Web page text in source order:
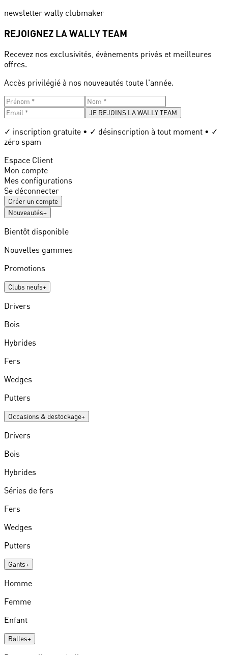
newsletter wally clubmaker
REJOIGNEZ LA WALLY TEAM
Recevez nos exclusivités, évènements privés et meilleures
offres.
Accès privilégié à nos nouveautés toute l'année.
JE REJOINS LA WALLY TEAM
✓ inscription gratuite • ✓ désinscription à tout moment • ✓
zéro spam
Espace Client
Mon compte
Mes configurations
Se déconnecter
Créer un compte
Nouveautés+
Bientôt disponible
Nouvelles gammes
Promotions
Clubs neufs+
Drivers
Bois
Hybrides
Fers
Wedges
Putters
Occasions & destockage+
Drivers
Bois
Hybrides
Séries de fers
Fers
Wedges
Putters
Gants+
Homme
Femme
Enfant
Balles+